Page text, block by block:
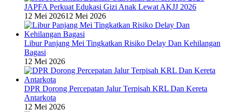
JAPFA Perkuat Edukasi Gizi Anak Lewat AKJJ 2026
12 Mei 202612 Mei 2026
Libur Panjang Mei Tingkatkan Risiko Delay Dan Kehilangan
Bagasi
12 Mei 2026
DPR Dorong Percepatan Jalur Terpisah KRL Dan Kereta
Antarkota
12 Mei 2026